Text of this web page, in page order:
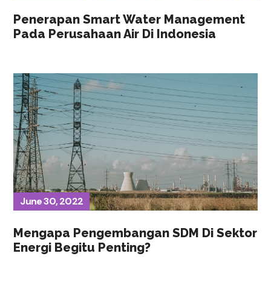
Penerapan Smart Water Management
Pada Perusahaan Air Di Indonesia
June 30, 2022
Mengapa Pengembangan SDM Di Sektor
Energi Begitu Penting?